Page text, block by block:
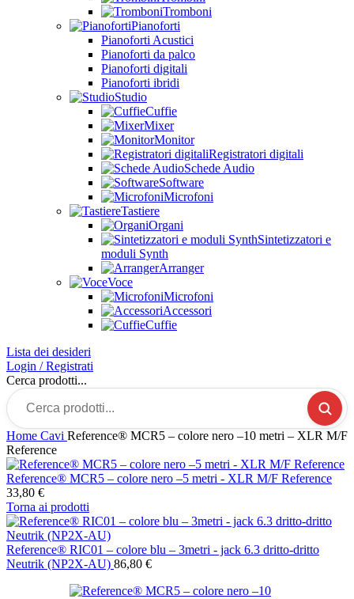
Tromboni
Pianoforti
Pianoforti Acustici
Pianoforti da palco
Pianoforti digitali
Pianoforti ibridi
Studio
Cuffie
Mixer
Monitor
Registratori digitali
Schede Audio
Software
Microfoni
Tastiere
Organi
Sintetizzatori e
moduli Synth
Arranger
Voce
Microfoni
Accessori
Cuffie
Lista dei desideri
Login / Registrati
Cerca prodotti...
Home Cavi Reference® MCR5 – colore nero –10 metri – XLR M/F
Reference
Reference® MCR5 – colore nero –5 metri - XLR M/F Reference
33,80 €
Torna ai prodotti
Reference® RIC01 – colore blu – 3metri - jack 6.3 dritto-dritto
Neutrik (NP2X-AU) 86,80 €